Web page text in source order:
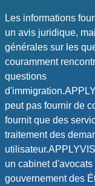
Les informations
un avis juridique,
générales sur les
couramment
questions
peut pas fournir de
fournit que des
traitement des
un cabinet d'avocats
gouvernement des